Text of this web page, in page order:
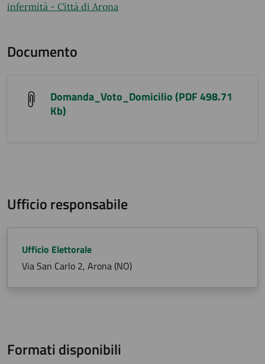
infermità - Città di Arona
Documento
Domanda_Voto_Domicilio (PDF 498.71
Kb)
Ufficio responsabile
Ufficio Elettorale
Via San Carlo 2, Arona (NO)
Formati disponibili